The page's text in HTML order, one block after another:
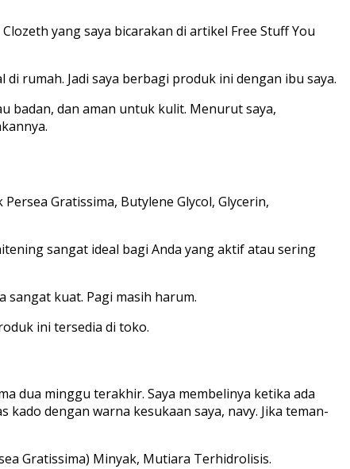
yang saya bicarakan di artikel Free Stuff You
rumah. Jadi saya berbagi produk ini dengan ibu saya.
badan, dan aman untuk kulit. Menurut saya,
Gratissima, Butylene Glycol, Glycerin,
sangat ideal bagi Anda yang aktif atau sering
sangat kuat. Pagi masih harum.
ini tersedia di toko.
dua minggu terakhir. Saya membelinya ketika ada
dengan warna kesukaan saya, navy. Jika teman-
Gratissima) Minyak, Mutiara Terhidrolisis.